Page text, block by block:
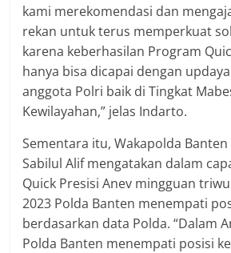
kami merekomendasi dan
rekan untuk terus memperkuat
karena keberhasilan Program
hanya bisa dicapai dengan
anggota Polri baik di Tingkat
Kewilayahan,” jelas Indarto.
Sementara itu, Wakapolda Banten
Sabilul Alif mengatakan dalam
Quick Presisi Anev mingguan
2023 Polda Banten menempati
berdasarkan data Polda. “Dalam
Polda Banten menempati posisi